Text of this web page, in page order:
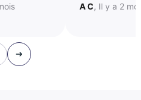
A C, Il y a 2